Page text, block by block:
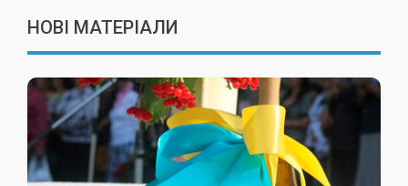
НОВІ МАТЕРІАЛИ